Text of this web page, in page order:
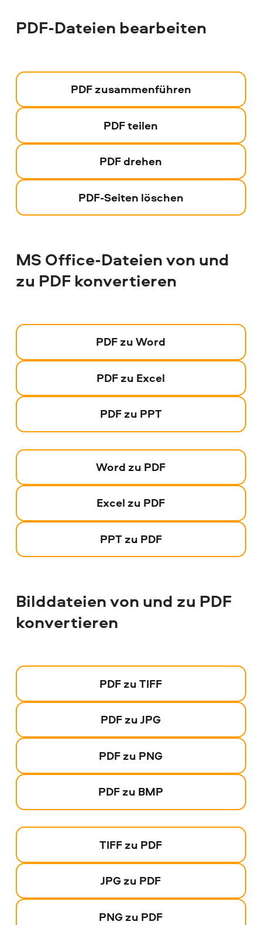
PDF-Dateien bearbeiten
PDF zusammenführen
PDF teilen
PDF drehen
PDF-Seiten löschen
MS Office-Dateien von und
zu PDF konvertieren
PDF zu Word
PDF zu Excel
PDF zu PPT
Word zu PDF
Excel zu PDF
PPT zu PDF
Bilddateien von und zu PDF
konvertieren
PDF zu TIFF
PDF zu JPG
PDF zu PNG
PDF zu BMP
TIFF zu PDF
JPG zu PDF
PNG zu PDF